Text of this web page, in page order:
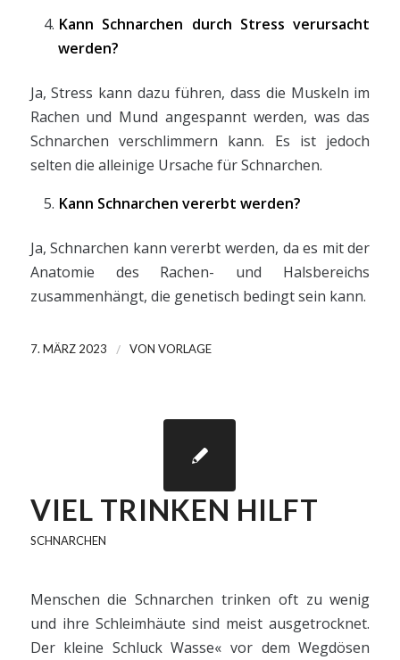
Kann Schnarchen durch Stress verursacht
werden?
Ja, Stress kann dazu führen, dass die Muskeln im
Rachen und Mund angespannt werden, was das
Schnarchen verschlimmern kann. Es ist jedoch
selten die alleinige Ursache für Schnarchen.
Kann Schnarchen vererbt werden?
Ja, Schnarchen kann vererbt werden, da es mit der
Anatomie des Rachen- und Halsbereichs
zusammenhängt, die genetisch bedingt sein kann.
7. MÄRZ 2023 / VON VORLAGE
VIEL TRINKEN HILFT
SCHNARCHEN
Menschen die Schnarchen trinken oft zu wenig
und ihre Schleimhäute sind meist ausgetrocknet.
Der kleine Schluck Wasse« vor dem Wegdösen